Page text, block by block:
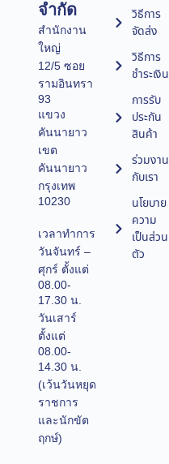
จำกัด
สำนักงาน
ใหญ่
12/5 ซอย
รามอินทรา
93
แขวง
คันนายาว
เขต
คันนายาว
กรุงเทพ
10230
เวลาทำการ
วันจันทร์ –
ศุกร์ ตั้งแต่
08.00-
17.30 น.
วันเสาร์
ตั้งแต่
08.00-
14.30 น.
(เว้นวันหยุด
ราชการ
และนักขัต
ฤกษ์)
วิธีการ
จัดส่ง
วิธีการ
ชำระเงิน
การรับ
ประกัน
สินค้า
ร่วมงาน
กับเรา
นโยบาย
ความ
เป็นส่วน
ตัว